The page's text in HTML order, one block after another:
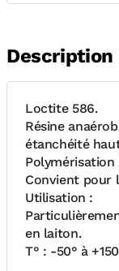
Description
Loctite 586.
Résine
étanchéité
Polymérisation
Convient pour
Utilisation :
en laiton.
T° : -50° à